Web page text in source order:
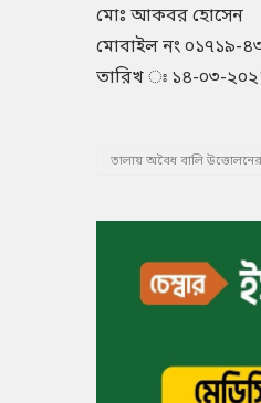
মোঃ আকবর হোসেন
মোবাইল নং ০১৭১৯-
তারিখ ঃ ১৪-০৩-
তালায় অবৈধ বালি